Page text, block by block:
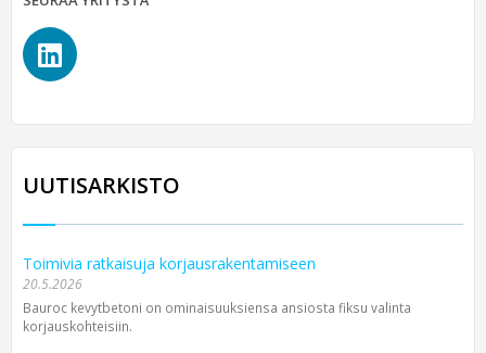
UUTISARKISTO
Toimivia ratkaisuja korjausrakentamiseen
20.5.2026
Bauroc kevytbetoni on ominaisuuksiensa ansiosta fiksu valinta
korjauskohteisiin.